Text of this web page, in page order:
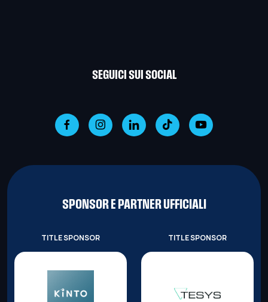
SEGUICI SUI SOCIAL
SPONSOR E PARTNER UFFICIALI
TITLE SPONSOR TITLE SPONSOR